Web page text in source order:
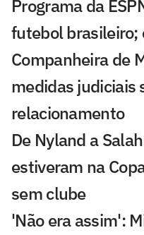
Programa da
futebol brasileiro;
Companheira de
medidas judiciais
relacionamento
De Nyland a
estiveram na
sem clube
'Não era assim':